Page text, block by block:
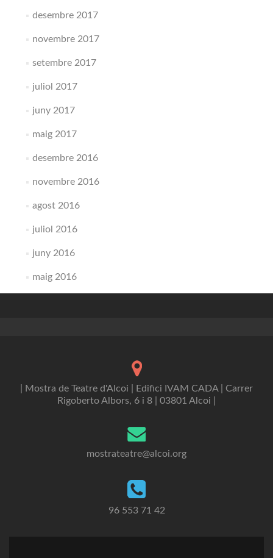
desembre 2017
novembre 2017
setembre 2017
juliol 2017
juny 2017
maig 2017
desembre 2016
novembre 2016
agost 2016
juliol 2016
juny 2016
maig 2016
| Mostra de Teatre d'Alcoi | Edifici IVAM CADA | Carrer
Rigoberto Albors, 6 i 8 | 03801 Alcoi |
mostrateatre@alcoi.org
96 553 71 42